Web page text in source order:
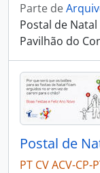
Parte de
Postal de
Pavilhão do
Postal de
PT CV ACV-CP-